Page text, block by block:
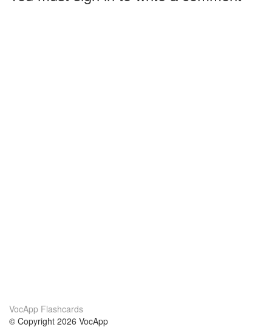
VocApp Flashcards
© Copyright 2026 VocApp